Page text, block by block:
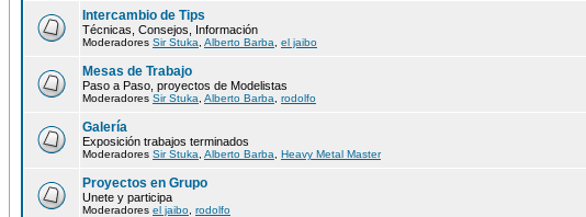
Intercambio de Tips
Técnicas, Consejos, Información
Moderadores Sir Stuka Alberto Barba el jaibo
Mesas de Trabajo
Paso a Paso, proyectos de Modelistas
Moderadores Sir Stuka Alberto Barba rodolfo
Galería
Exposición trabajos terminados
Moderadores Sir Stuka Alberto Barba Heavy Metal Master
Proyectos en Grupo
Unete y participa
Moderadores el jaibo rodolfo